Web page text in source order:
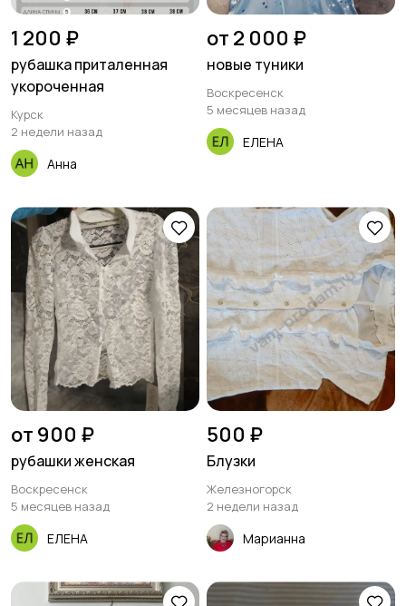
1 200 ₽
рубашка приталенная
укороченная
Курск
2 недели назад
Анна
от 2 000 ₽
новые туники
Воскресенск
5 месяцев назад
ЕЛЕНА
от 900 ₽
рубашки женская
Воскресенск
5 месяцев назад
ЕЛЕНА
500 ₽
Блузки
Железногорск
2 недели назад
Марианна